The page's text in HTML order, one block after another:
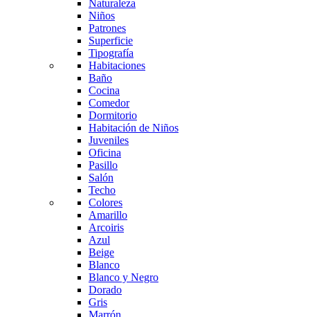
Naturaleza
Niños
Patrones
Superficie
Tipografía
Habitaciones
Baño
Cocina
Comedor
Dormitorio
Habitación de Niños
Juveniles
Oficina
Pasillo
Salón
Techo
Colores
Amarillo
Arcoiris
Azul
Beige
Blanco
Blanco y Negro
Dorado
Gris
Marrón